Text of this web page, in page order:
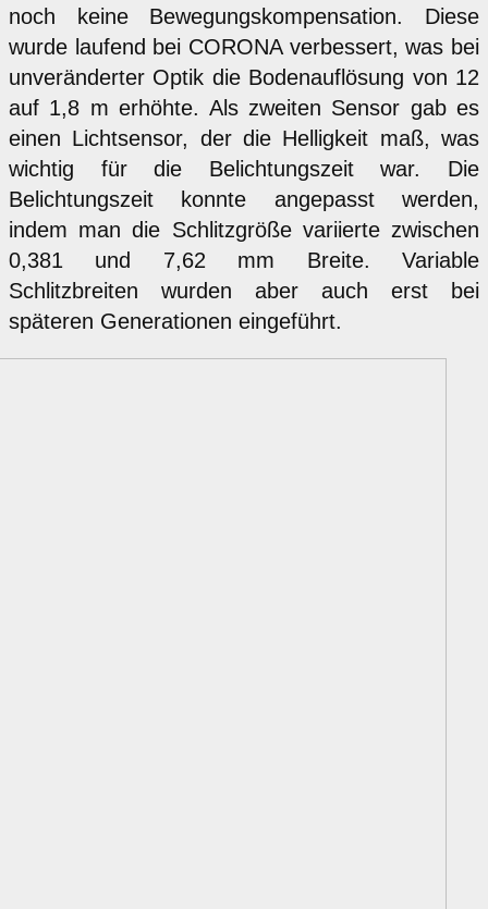
noch keine Bewegungskompensation. Diese
wurde laufend bei CORONA verbessert, was bei
unveränderter Optik die Bodenauflösung von 12
auf 1,8 m erhöhte. Als zweiten Sensor gab es
einen Lichtsensor, der die Helligkeit maß, was
wichtig für die Belichtungszeit war. Die
Belichtungszeit konnte angepasst werden,
indem man die Schlitzgröße variierte zwischen
0,381 und 7,62 mm Breite. Variable
Schlitzbreiten wurden aber auch erst bei
späteren Generationen eingeführt.